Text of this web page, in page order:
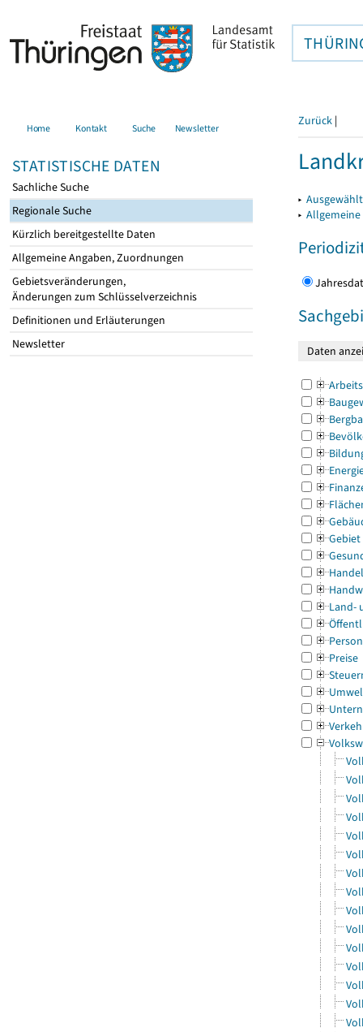
Home Kontakt Suche Newsletter
STATISTISCHE DATEN
Sachliche Suche
Regionale Suche
Kürzlich bereitgestellte Daten
Allgemeine Angaben, Zuordnungen
Gebietsveränderungen,
Änderungen zum Schlüsselverzeichnis
Definitionen und Erläuterungen
Newsletter
Zurück |
▸
▸
Gebiet
Land-
Preise